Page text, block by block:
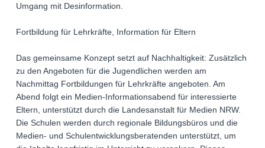
Umgang mit Desinformation.
Fortbildung für Lehrkräfte, Information für Eltern
Das gemeinsame Konzept setzt auf Nachhaltigkeit: Zusätzlich
zu den Angeboten für die Jugendlichen werden am
Nachmittag Fortbildungen für Lehrkräfte angeboten. Am
Abend folgt ein Medien-Informationsabend für interessierte
Eltern, unterstützt durch die Landesanstalt für Medien NRW.
Die Schulen werden durch regionale Bildungsbüros und die
Medien- und Schulentwicklungsberatenden unterstützt, um